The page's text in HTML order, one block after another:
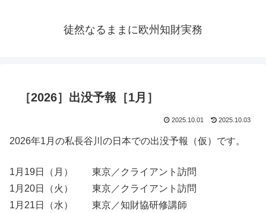
徒然なるままに欧州知財実務
［2026］出没予報［1月］
2025.10.01 2025.10.03
2026年1月の私長谷川の日本での出没予報（仮）です。
1月19日（月） 東京／クライアント訪問
1月20日（火） 東京／クライアント訪問
1月21日（水） 東京／知財協研修講師